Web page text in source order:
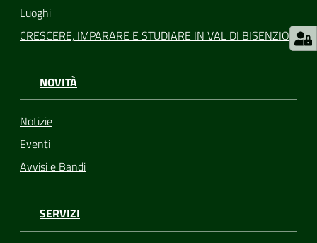
Luoghi
CRESCERE, IMPARARE E STUDIARE IN VAL DI BISENZIO
NOVITÀ
Notizie
Eventi
Avvisi e Bandi
SERVIZI